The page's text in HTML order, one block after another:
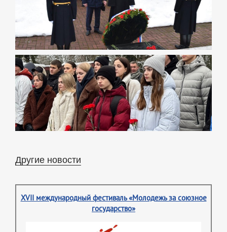
Другие новости
XVII международный фестиваль «Молодежь за союзное
государство»